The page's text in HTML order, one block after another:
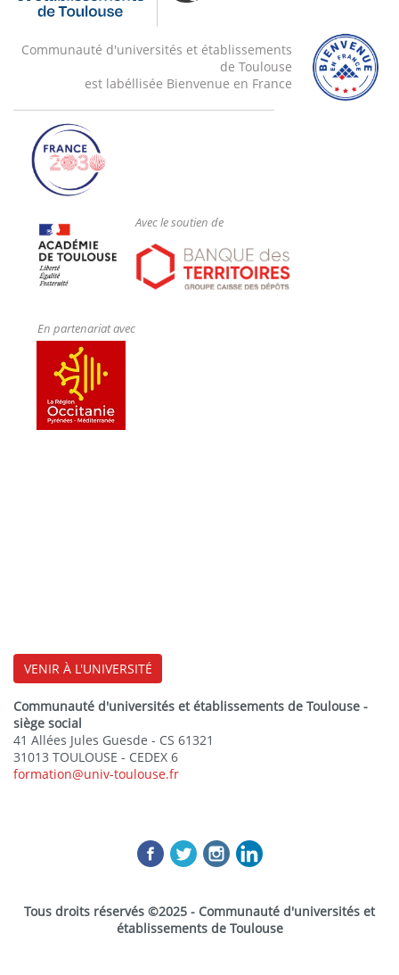
Communauté d'universités et établissements
de Toulouse
est labéllisée Bienvenue en France
Avec le soutien de
En partenariat avec
VENIR À L'UNIVERSITÉ
Communauté d'universités et établissements de Toulouse -
siège social
41 Allées Jules Guesde - CS 61321
31013 TOULOUSE - CEDEX 6
formation@univ-toulouse.fr
Tous droits réservés ©2025 - Communauté d'universités et
établissements de Toulouse